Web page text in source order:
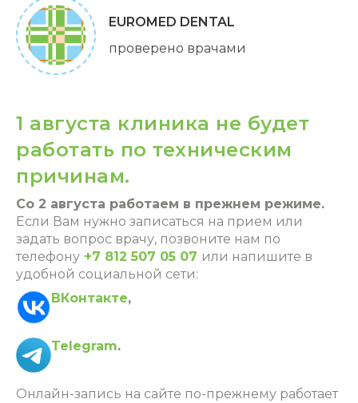
EUROMED DENTAL
проверено врачами
1 августа клиника не будет
работать по техническим
причинам.
Со 2 августа работаем в прежнем режиме.
Если Вам нужно записаться на прием или
задать вопрос врачу, позвоните нам по
телефону +7 812 507 05 07 или напишите в
удобной социальной сети:
ВКонтакте,
Telegram.
Онлайн-запись на сайте по-прежнему работает